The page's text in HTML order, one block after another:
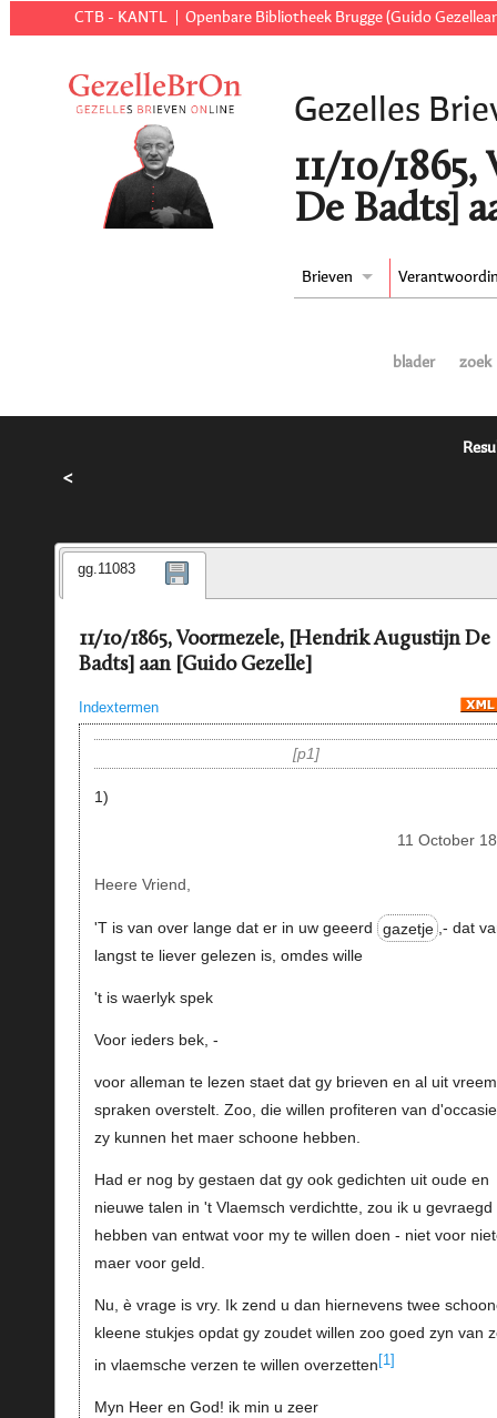
CTB - KANTL Openbare Bibliotheek Brugge (Guido
Gezelles
11/10/
De Badts]
Brieven
blader zoek
<
gg.11083
11/10/1865, Voormezele, [Hendrik Augustijn De
Badts] aan [Guido Gezelle]
Indextermen
p1
1)
11 October
Heere Vriend,
'T is van over lange dat er in uw geeerd gazetje ,- dat
langst te liever gelezen is, omdes wille
't is waerlyk spek
Voor ieders bek, -
voor alleman te lezen staet dat gy brieven en al uit
spraken overstelt. Zoo, die willen profiteren van
zy kunnen het maer schoone hebben.
Had er nog by gestaen dat gy ook gedichten uit oude en
nieuwe talen in 't Vlaemsch verdichtte, zou ik u gevraegd
hebben van entwat voor my te willen doen - niet voor
maer voor geld.
Nu, è vrage is vry. Ik zend u dan hiernevens twee
kleene stukjes opdat gy zoudet willen zoo goed zyn van
in vlaemsche verzen te willen overzetten [1]
Myn Heer en God! ik min u zeer